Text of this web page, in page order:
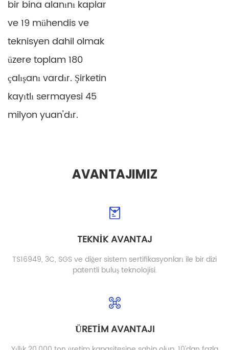
bir bina alanını kaplar
ve 19 mühendis ve
teknisyen dahil olmak
üzere toplam 180
çalışanı vardır. Şirketin
kayıtlı sermayesi 45
milyon yuan'dır.
AVANTAJIMIZ
TEKNİK AVANTAJ
TS16949, 3C, SGS ve diğer sistem sertifikasyonları ile bir dizi
patentli buluş teknolojisi.
ÜRETİM AVANTAJI